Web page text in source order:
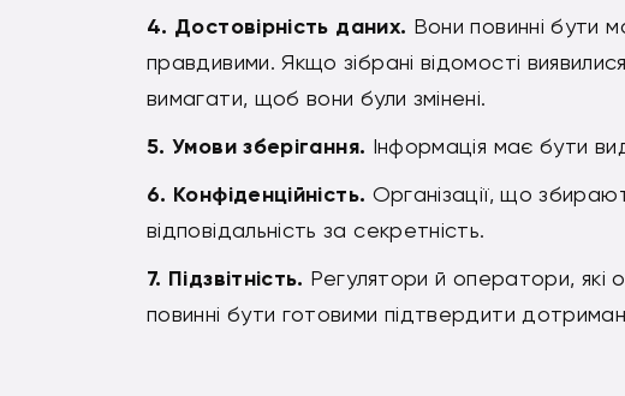
Достовірність даних. Вони повинні бути
правдивими. Якщо зібрані відомості
вимагати, щоб вони були змінені.
Умови зберігання. Інформація має бути
Конфіденційність. Організації, що
відповідальність за секретність.
Підзвітність. Регулятори й оператори, які
повинні бути готовими підтвердити